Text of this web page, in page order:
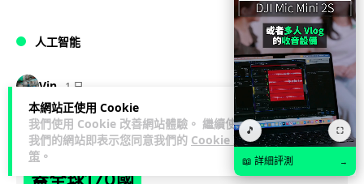
本網站正使用 Cookie
我們使用 Cookie 改善網站體驗。 繼續使用
我們的網站即表示您同意我們的 Cookie 政
策 。
人工智能
Vin 1 日
Elon Musk: SpaceX 將挑戰萬億年收
入 目標明年數據中心上太空 Starlink 覆
蓋全球170國
🎵 ⛶
📖 詳細評測 →